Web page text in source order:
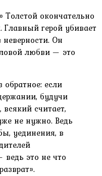
Толстой окончательно
Главный герой убивает
неверности. Он
любви — это
если
будучи
считает,
не нужно. Ведь
уединения, в
это не что